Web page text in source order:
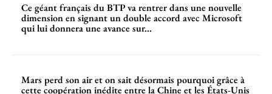
Ce géant français du BTP va rentrer dans une nouvelle
dimension en signant un double accord avec Microsoft
qui lui donnera une avance sur...
Mars perd son air et on sait désormais pourquoi grâce à
cette coopération inédite entre la Chine et les États-Unis